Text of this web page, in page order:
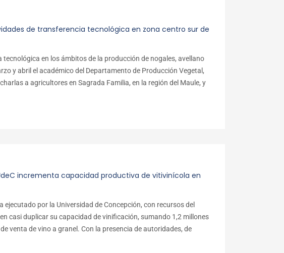
de transferencia tecnológica en zona centro sur de
en los ámbitos de la producción de nogales, avellano
y abril el académico del Departamento de Producción Vegetal,
a agricultores en Sagrada Familia, en la región del Maule, y
incrementa capacidad productiva de vitivinícola en
por la Universidad de Concepción, con recursos del
casi duplicar su capacidad de vinificación, sumando 1,2 millones
venta de vino a granel. Con la presencia de autoridades, de